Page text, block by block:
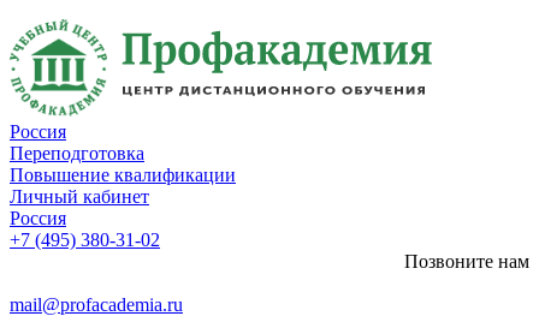
Россия
Переподготовка
Повышение квалификации
Личный кабинет
Россия
+7 (495) 380-31-02
Позвоните нам
mail@profacademia.ru